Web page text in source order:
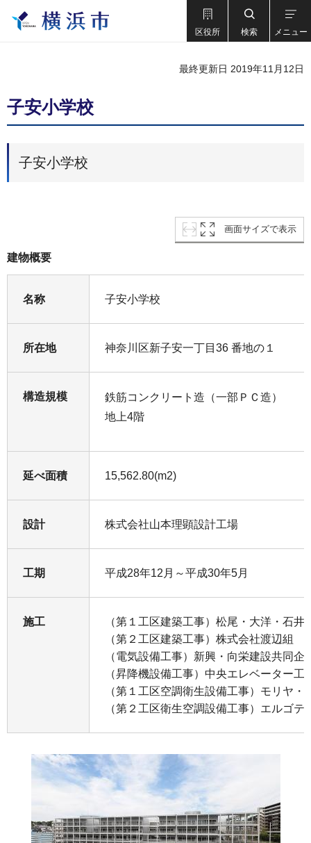
区役所 検索 メニュー
最終更新日 2019年11月12日
子安小学校
子安小学校
画面サイズで表示
建物概要
名称 子安小学校
所在地 神奈川区新子安一丁目36 番地の１
構造規模
鉄筋コンクリート造（一部ＰＣ造）
地上4階
延べ面積 15,562.80(m2)
設計 株式会社山本理顕設計工場
工期 平成28年12月～平成30年5月
施工
（第１工区建築工事）松尾・大洋・石井
（第２工区建築工事）株式会社渡辺組
（電気設備工事）新興・向栄建設共同企
（昇降機設備工事）中央エレベーター工
（第１工区空調衛生設備工事）モリヤ・
（第２工区衛生空調設備工事）エルゴテ